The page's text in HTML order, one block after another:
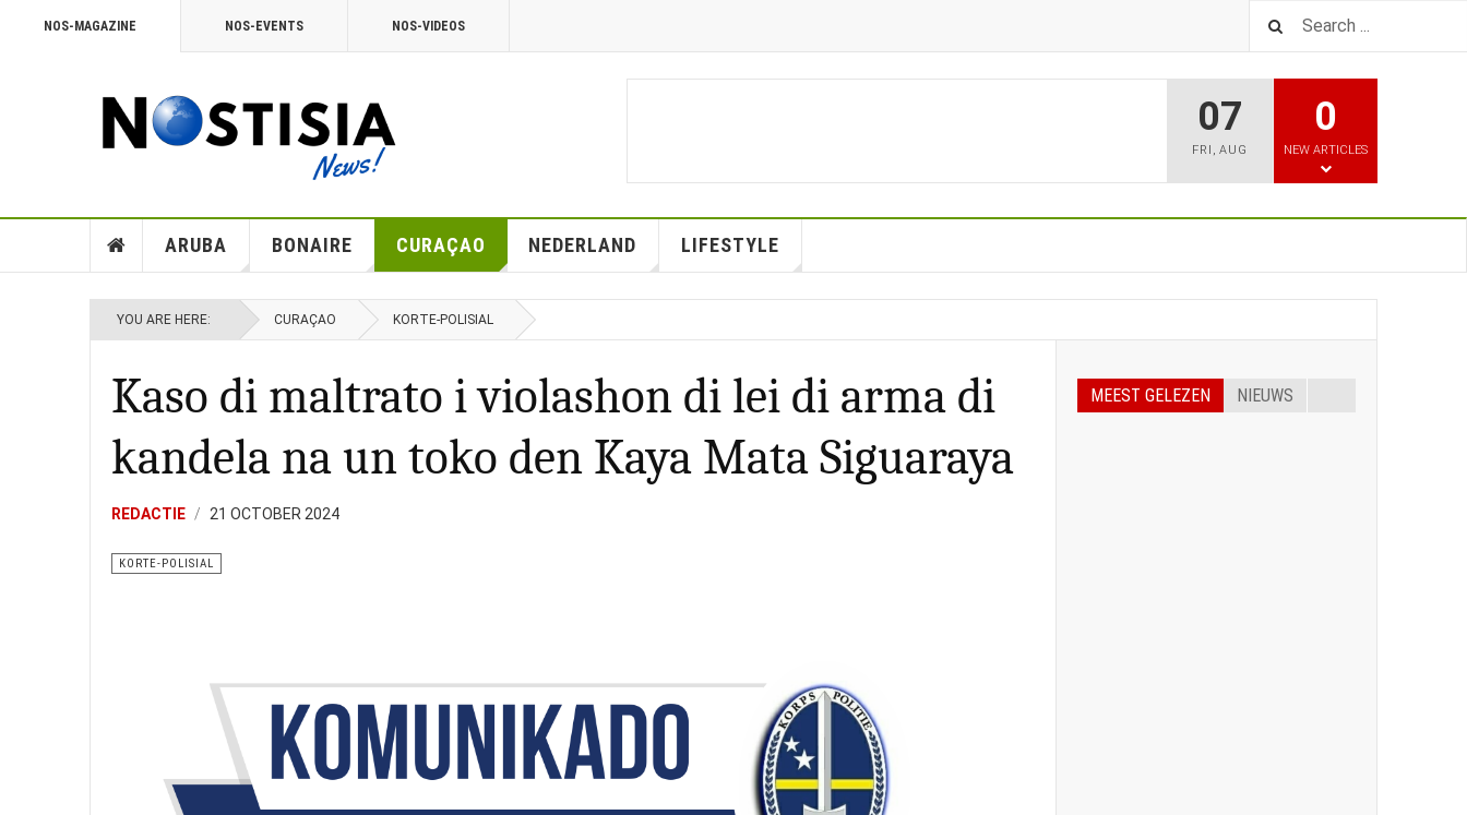
NOS-MAGAZINE NOS-EVENTS NOS-VIDEOS
07
FRI ,AUG
0
NEW ARTICLES
ARUBA BONAIRE CURAÇAO NEDERLAND LIFESTYLE
YOU ARE HERE: CURAÇAO KORTE-POLISIAL
Kaso di maltrato i violashon di lei di arma di
kandela na un toko den Kaya Mata Siguaraya
REDACTIE 21 OCTOBER 2024
KORTE-POLISIAL
MEEST GELEZEN NIEUWS